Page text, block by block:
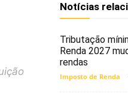
Notícias
Tributação
Renda 2027
rendas
Imposto de Renda